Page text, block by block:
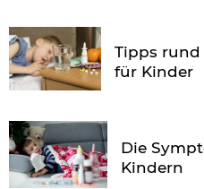
Tipps rund
für Kinder
Die
Kindern